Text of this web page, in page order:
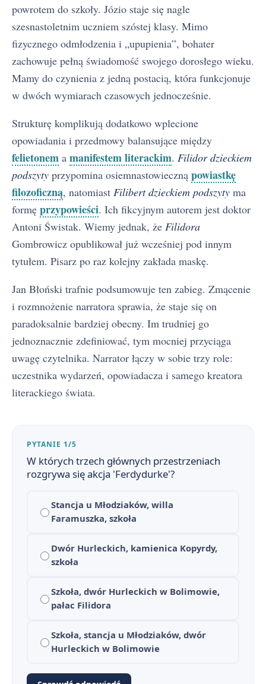
powrotem do szkoły. Józio staje się nagle
szesnastoletnim uczniem szóstej klasy. Mimo
fizycznego odmłodzenia i „upupienia”, bohater
zachowuje pełną świadomość swojego dorosłego wieku.
Mamy do czynienia z jedną postacią, która funkcjonuje
w dwóch wymiarach czasowych jednocześnie.
Strukturę komplikują dodatkowo wplecione
opowiadania i przedmowy balansujące między
felietonem a manifestem literackim. Filidor dzieckiem
podszyty przypomina osiemnastowieczną powiastkę
filozoficzną, natomiast Filibert dzieckiem podszyty ma
formę przypowieści. Ich fikcyjnym autorem jest doktor
Antoni Świstak. Wiemy jednak, że Filidora
Gombrowicz opublikował już wcześniej pod innym
tytułem. Pisarz po raz kolejny zakłada maskę.
Jan Błoński trafnie podsumowuje ten zabieg. Zmącenie
i rozmnożenie narratora sprawia, że staje się on
paradoksalnie bardziej obecny. Im trudniej go
jednoznacznie zdefiniować, tym mocniej przyciąga
uwagę czytelnika. Narrator łączy w sobie trzy role:
uczestnika wydarzeń, opowiadacza i samego kreatora
literackiego świata.
PYTANIE 1/5
W których trzech głównych przestrzeniach
rozgrywa się akcja 'Ferdydurke'?
Stancja u Młodziaków, willa
Faramuszka, szkoła
Dwór Hurleckich, kamienica Kopyrdy,
szkoła
Szkoła, dwór Hurleckich w Bolimowie,
pałac Filidora
Szkoła, stancja u Młodziaków, dwór
Hurleckich w Bolimowie
Ferdydurke - bohaterowie
Plan wydarzeń - Ferdydurke